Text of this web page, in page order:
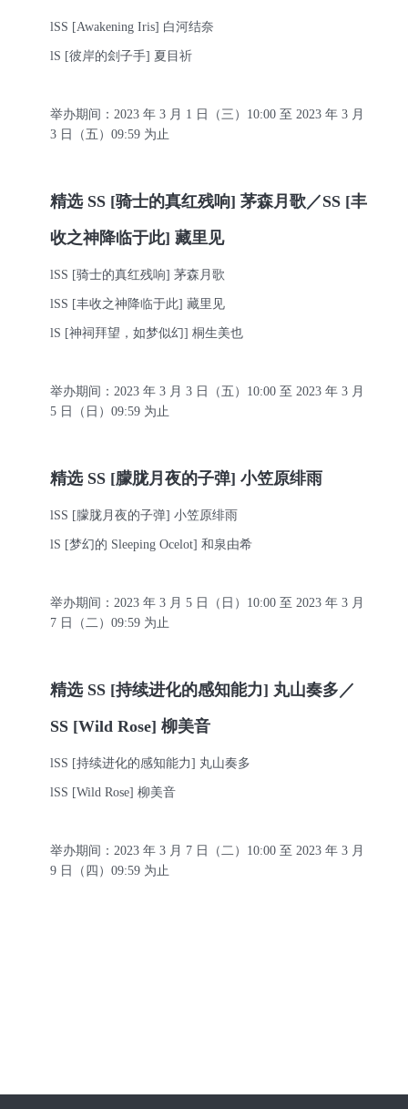
lSS [Awakening Iris] 白河结奈
lS [彼岸的刽子手] 夏目祈
举办期间： 2023 年 3 月 1 日（三）10:00 至 2023 年 3 月
3 日（五）09:59 为止
精选 SS [骑士的真红残响] 茅森月歌／SS [丰
收之神降临于此] 藏里见
lSS [骑士的真红残响] 茅森月歌
lSS [丰收之神降临于此] 藏里见
lS [神祠拜望，如梦似幻] 桐生美也
举办期间： 2023 年 3 月 3 日（五）10:00 至 2023 年 3 月
5 日（日）09:59 为止
精选 SS [朦胧月夜的子弹] 小笠原绯雨
lSS [朦胧月夜的子弹] 小笠原绯雨
lS [梦幻的 Sleeping Ocelot] 和泉由希
举办期间： 2023 年 3 月 5 日（日）10:00 至 2023 年 3 月
7 日（二）09:59 为止
精选 SS [持续进化的感知能力] 丸山奏多／
SS [Wild Rose] 柳美音
lSS [持续进化的感知能力] 丸山奏多
lSS [Wild Rose] 柳美音
举办期间： 2023 年 3 月 7 日（二）10:00 至 2023 年 3 月
9 日（四）09:59 为止